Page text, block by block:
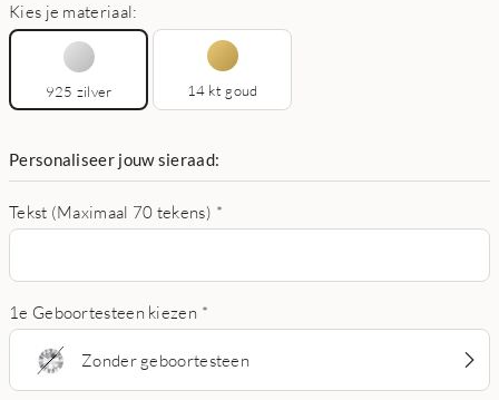
Kies je materiaal:
925 zilver 14 kt goud
Personaliseer jouw sieraad:
Tekst (Maximaal 70 tekens) *
1e Geboortesteen kiezen *
Zonder geboortesteen